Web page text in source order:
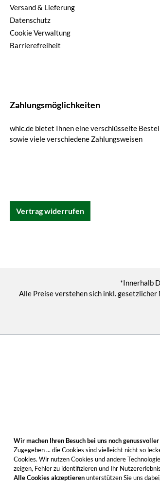
Versand & Lieferung
Datenschutz
Cookie Verwaltung
Barrierefreiheit
Zahlungsmöglichkeiten
whic.de bietet Ihnen eine verschlüsselte
sowie viele verschiedene Zahlungsweisen
Vertrag widerrufen
*Innerhalb
Alle Preise verstehen sich inkl.
Wir machen Ihren Besuch bei uns noch
Zugegeben ... die Cookies sind vielleicht nicht so
Cookies. Wir nutzen Cookies und andere
zeigen, Fehler zu identifizieren und Ihr
Alle Cookies akzeptierenunterstützen Sie uns